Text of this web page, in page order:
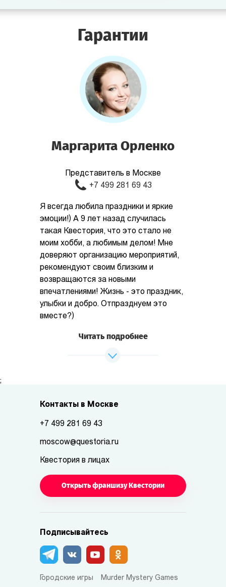
Гарантии
Маргарита Орленко
Представитель в Москве
+7 499 281 69 43
Я всегда любила праздники и яркие
эмоции!) А 9 лет назад случилась
такая Квестория, что это стало не
моим хобби, а любимым делом! Мне
доверяют организацию мероприятий,
рекомендуют своим близким и
возвращаются за новыми
впечатлениями! Жизнь - это праздник,
улыбки и добро. Отпразднуем это
вместе?)
Читать подробнее
;
Контакты в Москве
+7 499 281 69 43
moscow@questoria.ru
Квестория в лицах
Открыть франшизу Квестории
Подписывайтесь
Городские игры Murder Mystery Games